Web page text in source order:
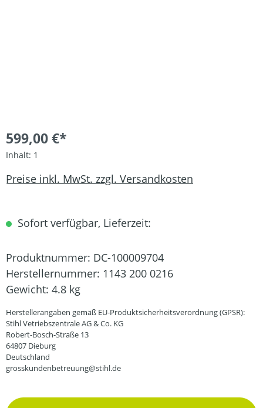
599,00 €*
Inhalt: 1
Preise inkl. MwSt. zzgl. Versandkosten
Sofort verfügbar, Lieferzeit:
Produktnummer: DC-100009704
Herstellernummer: 1143 200 0216
Gewicht: 4.8 kg
Herstellerangaben gemäß EU-Produktsicherheitsverordnung (GPSR):
Stihl Vetriebszentrale AG & Co. KG
Robert-Bosch-Straße 13
64807 Dieburg
Deutschland
grosskundenbetreuung@stihl.de